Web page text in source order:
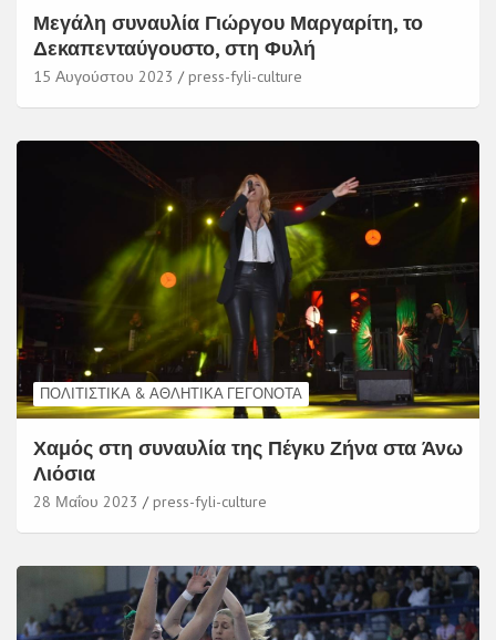
Μεγάλη συναυλία Γιώργου Μαργαρίτη, το
Δεκαπενταύγουστο, στη Φυλή
15 Αυγούστου 2023 press-fyli-culture
ΠΟΛΙΤΙΣΤΙΚΆ & ΑΘΛΗΤΙΚΆ ΓΕΓΟΝΌΤΑ
Χαμός στη συναυλία της Πέγκυ Ζήνα στα Άνω
Λιόσια
28 Μαΐου 2023 press-fyli-culture